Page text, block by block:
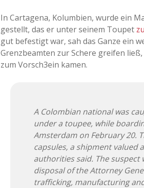
In Cartagena, Kolumbien, wurde ein
gestellt, das er unter seinem Toupet
gut befestigt war, sah das Ganze ein
Grenzbeamten zur Schere greifen
zum Vorsch3ein kamen.
A Colombian national was
under a toupee, while
Amsterdam on February 20.
capsules, a shipment valued
authorities said. The suspect
disposal of the Attorney
trafficking, manufacturing